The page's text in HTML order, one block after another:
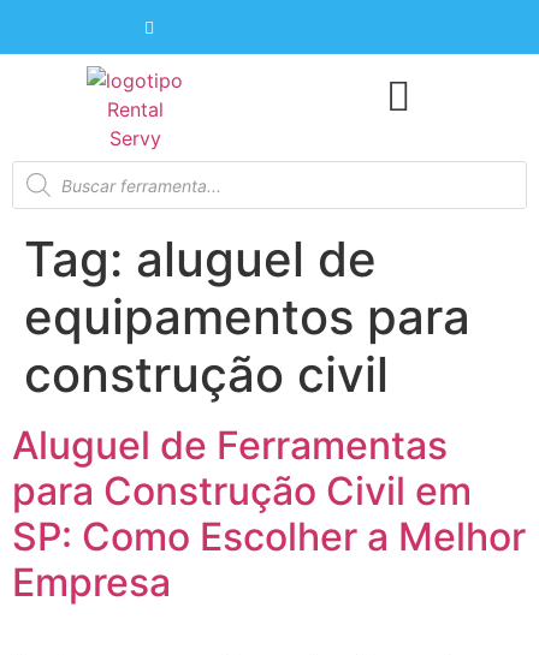
Tag: aluguel de
equipamentos para
construção civil
Aluguel de Ferramentas
para Construção Civil em
SP: Como Escolher a Melhor
Empresa